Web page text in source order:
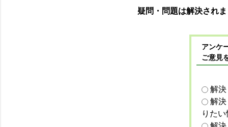
疑問・問題は解決され
アンケ
ご意見
解
解
りた